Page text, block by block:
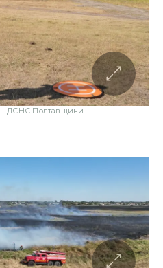
- ДСНС Полтавщини